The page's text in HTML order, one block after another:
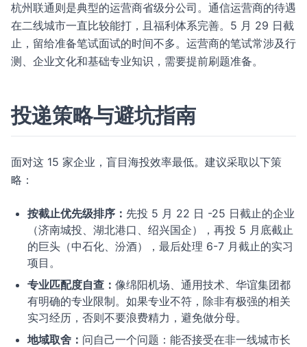
杭州联通则是典型的运营商省级分公司。通信运营商的待遇
在二线城市一直比较能打，且福利体系完善。5 月 29 日截
止，留给准备笔试面试的时间不多。运营商的笔试常涉及行
测、企业文化和基础专业知识，需要提前刷题准备。
投递策略与避坑指南
面对这 15 家企业，盲目海投效率最低。建议采取以下策
略：
按截止优先级排序： 先投 5 月 22 日 -25 日截止的企业
（济南城投、湖北港口、绍兴国企），再投 5 月底截止
的巨头（中石化、汾酒），最后处理 6-7 月截止的实习
项目。
专业匹配度自查： 像绵阳机场、通用技术、华谊集团都
有明确的专业限制。如果专业不符，除非有极强的相关
实习经历，否则不要浪费精力，避免做分母。
地域取舍： 问自己一个问题：能否接受在非一线城市长